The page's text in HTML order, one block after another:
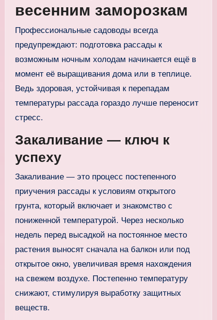
весенним заморозкам
Профессиональные садоводы всегда
предупреждают: подготовка рассады к
возможным ночным холодам начинается ещё в
момент её выращивания дома или в теплице.
Ведь здоровая, устойчивая к перепадам
температуры рассада гораздо лучше переносит
стресс.
Закаливание — ключ к
успеху
Закаливание — это процесс постепенного
приучения рассады к условиям открытого
грунта, который включает и знакомство с
пониженной температурой. Через несколько
недель перед высадкой на постоянное место
растения выносят сначала на балкон или под
открытое окно, увеличивая время нахождения
на свежем воздухе. Постепенно температуру
снижают, стимулируя выработку защитных
веществ.